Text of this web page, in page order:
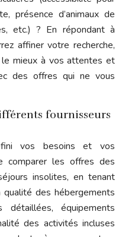
présence d’animaux de
etc.) ? En répondant à
affiner votre recherche,
mieux à vos attentes et
des offres qui ne vous
fournisseurs
vos besoins et vos
comparer les offres des
insolites, en tenant
des hébergements
détaillées, équipements
des activités incluses